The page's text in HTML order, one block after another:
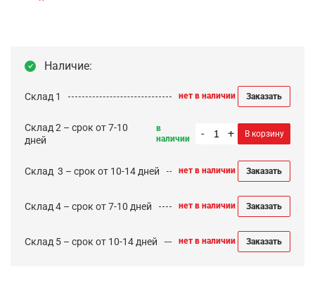
Наличие:
Склад 1 нет в наличии Заказать
Склад 2 – срок от 7-10
дней
в
наличии
- + В корзину
Cклад 3 – срок от 10-14 дней нет в наличии Заказать
Склад 4 – срок от 7-10 дней нет в наличии Заказать
Склад 5 – срок от 10-14 дней нет в наличии Заказать